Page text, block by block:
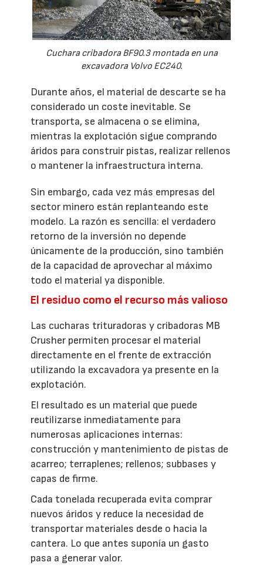
Cuchara cribadora BF90.3 montada en una
excavadora Volvo EC240.
Durante años, el material de descarte se ha
considerado un coste inevitable. Se
transporta, se almacena o se elimina,
mientras la explotación sigue comprando
áridos para construir pistas, realizar rellenos
o mantener la infraestructura interna.
Sin embargo, cada vez más empresas del
sector minero están replanteando este
modelo. La razón es sencilla: el verdadero
retorno de la inversión no depende
únicamente de la producción, sino también
de la capacidad de aprovechar al máximo
todo el material ya disponible.
El residuo como el recurso más valioso
Las cucharas trituradoras y cribadoras MB
Crusher permiten procesar el material
directamente en el frente de extracción
utilizando la excavadora ya presente en la
explotación.
El resultado es un material que puede
reutilizarse inmediatamente para
numerosas aplicaciones internas:
construcción y mantenimiento de pistas de
acarreo; terraplenes; rellenos; subbases y
capas de firme.
Cada tonelada recuperada evita comprar
nuevos áridos y reduce la necesidad de
transportar materiales desde o hacia la
cantera. Lo que antes suponía un gasto
pasa a generar valor.